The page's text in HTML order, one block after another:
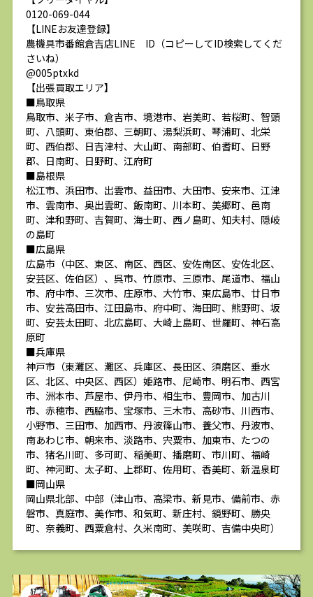
0120-069-044
【LINEお友達登録】
農機具市番館倉吉店LINE ID（コピーしてID検索してくだ
さいね）
@005ptxkd
【出張買取エリア】
■鳥取県
鳥取市、米子市、倉吉市、境港市、岩美町、若桜町、智頭
町、八頭町、東伯郡、三朝町、湯梨浜町、琴浦町、北栄
町、西伯郡、日吉津村、大山町、南部町、伯耆町、日野
郡、日南町、日野町、江府町
■島根県
松江市、浜田市、出雲市、益田市、大田市、安来市、江津
市、雲南市、奥出雲町、飯南町、川本町、美郷町、邑南
町、津和野町、吉賀町、海士町、西ノ島町、知夫村、隠岐
の島町
■広島県
広島市（中区、東区、南区、西区、安佐南区、安佐北区、
安芸区、佐伯区）、呉市、竹原市、三原市、尾道市、福山
市、府中市、三次市、庄原市、大竹市、東広島市、廿日市
市、安芸高田市、江田島市、府中町、海田町、熊野町、坂
町、安芸太田町、北広島町、大崎上島町、世羅町、神石高
原町
■兵庫県
神戸市（東灘区、灘区、兵庫区、長田区、須磨区、垂水
区、北区、中央区、西区）姫路市、尼崎市、明石市、西宮
市、洲本市、芦屋市、伊丹市、相生市、豊岡市、加古川
市、赤穂市、西脇市、宝塚市、三木市、高砂市、川西市、
小野市、三田市、加西市、丹波篠山市、養父市、丹波市、
南あわじ市、朝来市、淡路市、宍粟市、加東市、たつの
市、猪名川町、多可町、稲美町、播磨町、市川町、福崎
町、神河町、太子町、上郡町、佐用町、香美町、新温泉町
■岡山県
岡山県北部、中部（津山市、高梁市、新見市、備前市、赤
磐市、真庭市、美作市、和気町、新庄村、鏡野町、勝央
町、奈義町、西粟倉村、久米南町、美咲町、吉備中央町）